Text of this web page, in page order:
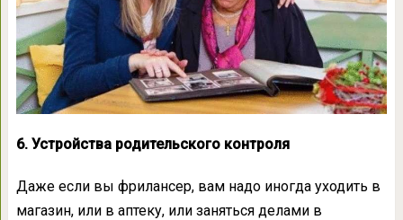
6. Устройства родительского контроля
Даже если вы фрилансер, вам надо иногда уходить в
магазин, или в аптеку, или заняться делами в